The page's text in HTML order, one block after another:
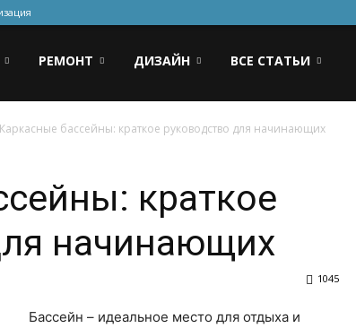
РЕМОНТ ДИЗАЙН ВСЕ СТАТЬИ
Каркасные бассейны: краткое руководство для начинающих
краткое
начинающих
1045
Бассейн – идеальное место для отдыха и